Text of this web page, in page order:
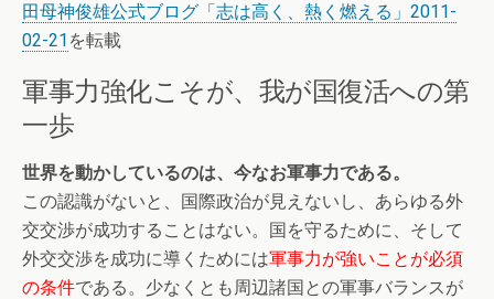
田母神俊雄公式ブログ「志は高く、熱く燃える」2011-
02-21 を転載
軍事力強化こそが、我が国復活への第
一歩
世界を動かしているのは、今なお軍事力である。
この認識がないと、国際政治が見えないし、あらゆる外
交交渉が成功することはない。国を守るために、そして
外交交渉を成功に導くためには軍事力が強いことが必須
の条件である。少なくとも周辺諸国との軍事バランスが